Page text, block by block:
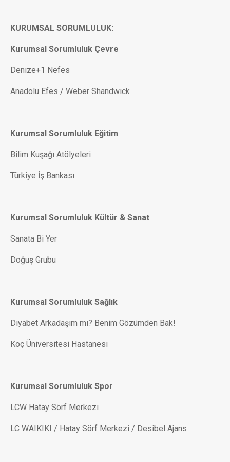
KURUMSAL SORUMLULUK:
Kurumsal Sorumluluk Çevre
Denize+1 Nefes
Anadolu Efes / Weber Shandwick
Kurumsal Sorumluluk Eğitim
Bilim Kuşağı Atölyeleri
Türkiye İş Bankası
Kurumsal Sorumluluk Kültür & Sanat
Sanata Bi Yer
Doğuş Grubu
Kurumsal Sorumluluk Sağlık
Diyabet Arkadaşım mı? Benim Gözümden Bak!
Koç Üniversitesi Hastanesi
Kurumsal Sorumluluk Spor
LCW Hatay Sörf Merkezi
LC WAIKIKI / Hatay Sörf Merkezi / Desibel Ajans